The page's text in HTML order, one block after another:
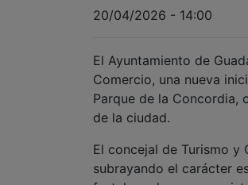
20/04/2026 - 14:00
El Ayuntamiento de
Comercio, una nueva
Parque de la
de la ciudad.
El concejal de Turismo
subrayando el carácter